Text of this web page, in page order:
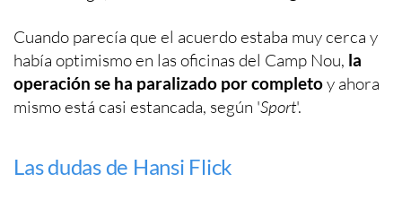
Cuando parecía que el acuerdo estaba muy cerca y
había optimismo en las oficinas del Camp Nou, la
operación se ha paralizado por completoy ahora
mismo está casi estancada, según 'Sport'.
Las dudas de Hansi Flick